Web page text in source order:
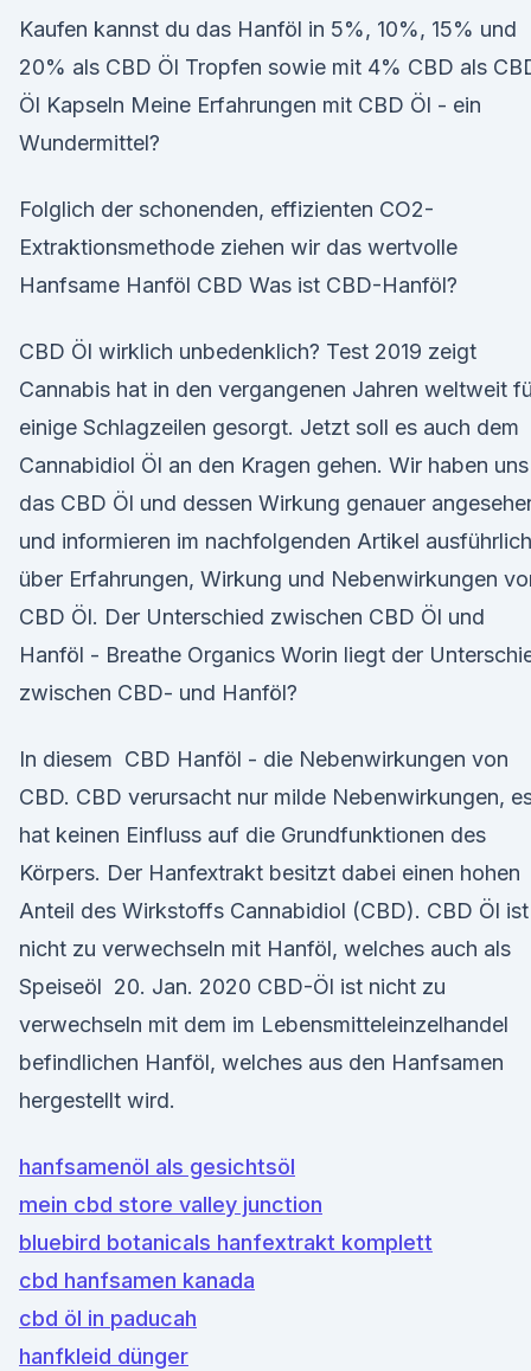
Kaufen kannst du das Hanföl in 5%, 10%, 15% und
20% als CBD Öl Tropfen sowie mit 4% CBD als
Öl Kapseln Meine Erfahrungen mit CBD Öl - ein
Wundermittel?
Folglich der schonenden, effizienten CO2-
Extraktionsmethode ziehen wir das wertvolle
Hanfsame Hanföl CBD Was ist CBD-Hanföl?
CBD Öl wirklich unbedenklich? Test 2019 zeigt
Cannabis hat in den vergangenen Jahren weltweit
einige Schlagzeilen gesorgt. Jetzt soll es auch dem
Cannabidiol Öl an den Kragen gehen. Wir haben uns
das CBD Öl und dessen Wirkung genauer
und informieren im nachfolgenden Artikel ausführlich
über Erfahrungen, Wirkung und Nebenwirkungen
CBD Öl. Der Unterschied zwischen CBD Öl und
Hanföl - Breathe Organics Worin liegt der
zwischen CBD- und Hanföl?
In diesem CBD Hanföl - die Nebenwirkungen von
CBD. CBD verursacht nur milde Nebenwirkungen,
hat keinen Einfluss auf die Grundfunktionen des
Körpers. Der Hanfextrakt besitzt dabei einen hohen
Anteil des Wirkstoffs Cannabidiol (CBD). CBD Öl ist
nicht zu verwechseln mit Hanföl, welches auch als
Speiseöl 20. Jan. 2020 CBD-Öl ist nicht zu
verwechseln mit dem im Lebensmitteleinzelhandel
befindlichen Hanföl, welches aus den Hanfsamen
hergestellt wird.
hanfsamenöl als gesichtsöl
mein cbd store valley junction
bluebird botanicals hanfextrakt komplett
cbd hanfsamen kanada
cbd öl in paducah
hanfkleid dünger